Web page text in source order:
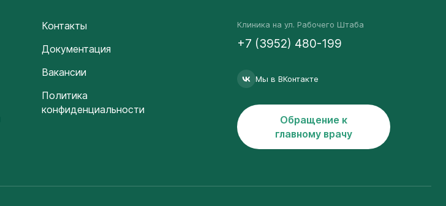
Контакты
Документация
Вакансии
Политика
конфиденциальности
Клиника на ул. Рабочего Штаба
+7 (3952) 480-199
Мы в ВКонтакте
Обращение к
главному врачу